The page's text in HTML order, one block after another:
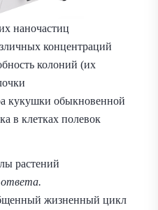
наночастиц
концентраций
колоний (их
кукушки обыкновенной
в клетках полевок
растений
жизненный цикл